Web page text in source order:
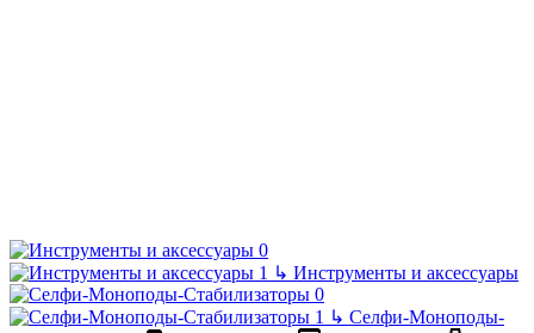
↳ Инструменты и аксессуары
↳ Селфи-Моноподы-